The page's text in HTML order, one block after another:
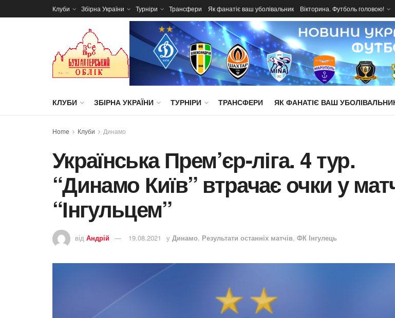
Клуби Збірна України Турніри Трансфери Як фанатіє ваш уболівальник Вікторина. Футболь головою!
КЛУБИ ЗБІРНА УКРАЇНИ ТУРНІРИ ТРАНСФЕРИ ЯК ФАНАТІЄ ВАШ
Home Клуби Динамо
Українська Прем’єр-ліга. 4 тур.
“Динамо Київ” втрачає очки у
“Інгульцем”
від Андрій 19.08.2021 у Динамо, Результати останніх матчів, ФК Інгулець